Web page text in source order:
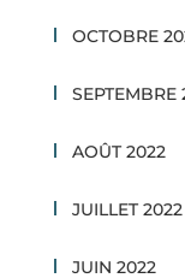
OCTOBRE
SEPTEMBRE
AOÛT 2022
JUILLET 2022
JUIN 2022